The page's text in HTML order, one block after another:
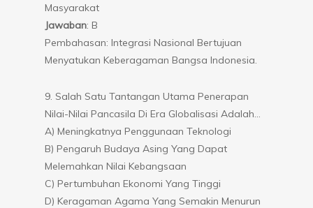
Masyarakat
Jawaban: B
Pembahasan: Integrasi Nasional Bertujuan
Menyatukan Keberagaman Bangsa Indonesia.
9. Salah Satu Tantangan Utama Penerapan
Nilai-Nilai Pancasila Di Era Globalisasi Adalah…
A) Meningkatnya Penggunaan Teknologi
B) Pengaruh Budaya Asing Yang Dapat
Melemahkan Nilai Kebangsaan
C) Pertumbuhan Ekonomi Yang Tinggi
D) Keragaman Agama Yang Semakin Menurun